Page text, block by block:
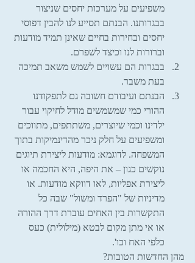
משפיעים על מערכות יחסים שניצור
בבגרותנו. הבנתם תסייע לנו להבין דפוסי
יחסים ובחירות בחיים שאינן תמיד מודעות
וברורות לנו וכיצד לשפרם.
בבגרות הם עשויים לשמש משאב תמיכה
בעת משבר.
הבנתם ועיבודם חשובה גם לתפקודנו
ההורי כמי שמשמשים מודל לחיקוי עבור
ילדינו וכמי שיוצרים, משתתפים, מתווכים
ומשפיעים על חלק ניכר מהדינמיקות בתוך
המשפחה. לדוגמא: מודעות ליצירת תיוגים
נוקשים כגון – את היפה, היא החכמה או
ליצירת אפליות, לאו דווקא מודעות. או
מדיניות של "הפרד ומשול" שבה כל
התקשרות בין האחים עוברת דרך ההורה
או אי מתן מקום לבטא (מילולית) כעס
כלפי האח וכו'.
מהן החדשות הטובות?